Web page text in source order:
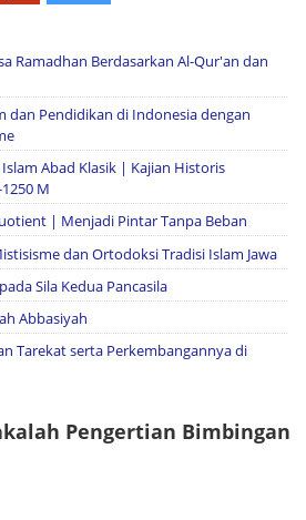
Ramadhan Berdasarkan Al-Qur'an dan
dan Pendidikan di Indonesia dengan
Abad Klasik | Kajian Historis
M
| Menjadi Pintar Tanpa Beban
dan Ortodoksi Tradisi Islam Jawa
Sila Kedua Pancasila
Abbasiyah
Tarekat serta Perkembangannya di
Pengertian Bimbingan